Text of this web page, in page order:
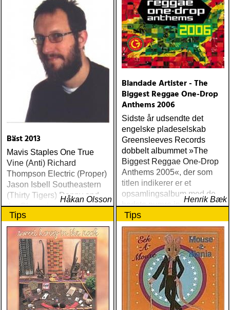
Bäst 2013
Mavis Staples One True
Vine (Anti) Richard
Thompson Electric (Proper)
Jason Isbell Southeastern
(Thirty Tigers) Danny and
the Champions of the World
Stay True (Loose) Slow Fox
Just Like the Birds (Rootsy)
Steve Earle The Low
Highway (New West) Bob
Dylan Another Self Portrait
(Columbia) Halden Electric
Women (Rootsy) Rokia
Traoré Beautiful Africa
(Nonesuch) Sam Baker Say
Håkan Olsson
Blandade Artister - The
Biggest Reggae One-Drop
Anthems 2006
Sidste år udsendte det
engelske pladeselskab
Greensleeves Records
dobbelt albummet »The
Biggest Reggae One-Drop
Anthems 2005«, der som
titlen indikerer er et
opsamlingsalbum med de
bedste numre indenfor den
populære reggaestil kaldet
one-drop
Henrik Bæk
Tips Tips